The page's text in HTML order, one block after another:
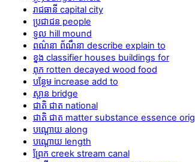
រាជធានី capital city
ប្រជាជន people
ទួល hill mound
ពណ៌នា ព័ណឹនា describe explain to
ខ្នង classifier houses buildings for
ពុក rotten decayed wood food
បន្ថែម increase add to
ស្ពាន bridge
ជាតិ ជាត national
ជាតិ ជាត matter substance essence
បណ្ដោយ along
បណ្ដោយ length
ព្រែក creek stream canal